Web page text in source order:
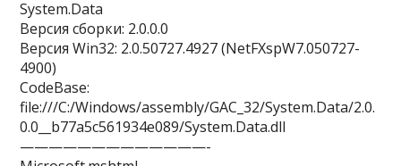
System.Data
Версия сборки: 2.0.0.0
Версия Win32: 2.0.50727.4927 (NetFXspW7.050727-
4900)
CodeBase:
file:///C:/Windows/assembly/GAC_32/System.Data/2.0.
0.0__b77a5c561934e089/System.Data.dll
—————————————-